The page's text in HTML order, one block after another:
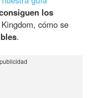
los
cómo se
.